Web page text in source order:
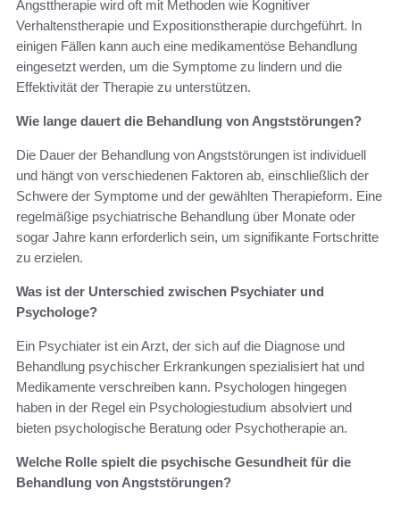
Angsttherapie wird oft mit Methoden wie Kognitiver
Verhaltenstherapie und Expositionstherapie durchgeführt. In
einigen Fällen kann auch eine medikamentöse Behandlung
eingesetzt werden, um die Symptome zu lindern und die
Effektivität der Therapie zu unterstützen.
Wie lange dauert die Behandlung von Angststörungen?
Die Dauer der Behandlung von Angststörungen ist individuell
und hängt von verschiedenen Faktoren ab, einschließlich der
Schwere der Symptome und der gewählten Therapieform. Eine
regelmäßige psychiatrische Behandlung über Monate oder
sogar Jahre kann erforderlich sein, um signifikante Fortschritte
zu erzielen.
Was ist der Unterschied zwischen Psychiater und
Psychologe?
Ein Psychiater ist ein Arzt, der sich auf die Diagnose und
Behandlung psychischer Erkrankungen spezialisiert hat und
Medikamente verschreiben kann. Psychologen hingegen
haben in der Regel ein Psychologiestudium absolviert und
bieten psychologische Beratung oder Psychotherapie an.
Welche Rolle spielt die psychische Gesundheit für die
Behandlung von Angststörungen?